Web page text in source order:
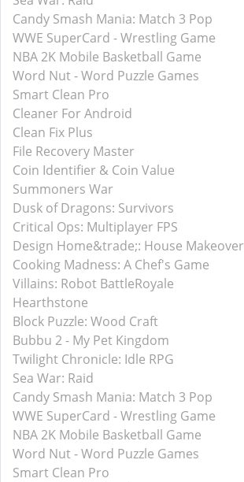
Candy Smash Mania: Match 3 Pop
WWE SuperCard - Wrestling Game
NBA 2K Mobile Basketball Game
Word Nut - Word Puzzle Games
Smart Clean Pro
Cleaner For Android
Clean Fix Plus
File Recovery Master
Coin Identifier & Coin Value
Summoners War
Dusk of Dragons: Survivors
Critical Ops: Multiplayer FPS
Design Home&trade;: House Makeover
Cooking Madness: A Chef's Game
Villains: Robot BattleRoyale
Hearthstone
Block Puzzle: Wood Craft
Bubbu 2 - My Pet Kingdom
Twilight Chronicle: Idle RPG
Sea War: Raid
Candy Smash Mania: Match 3 Pop
WWE SuperCard - Wrestling Game
NBA 2K Mobile Basketball Game
Word Nut - Word Puzzle Games
Smart Clean Pro